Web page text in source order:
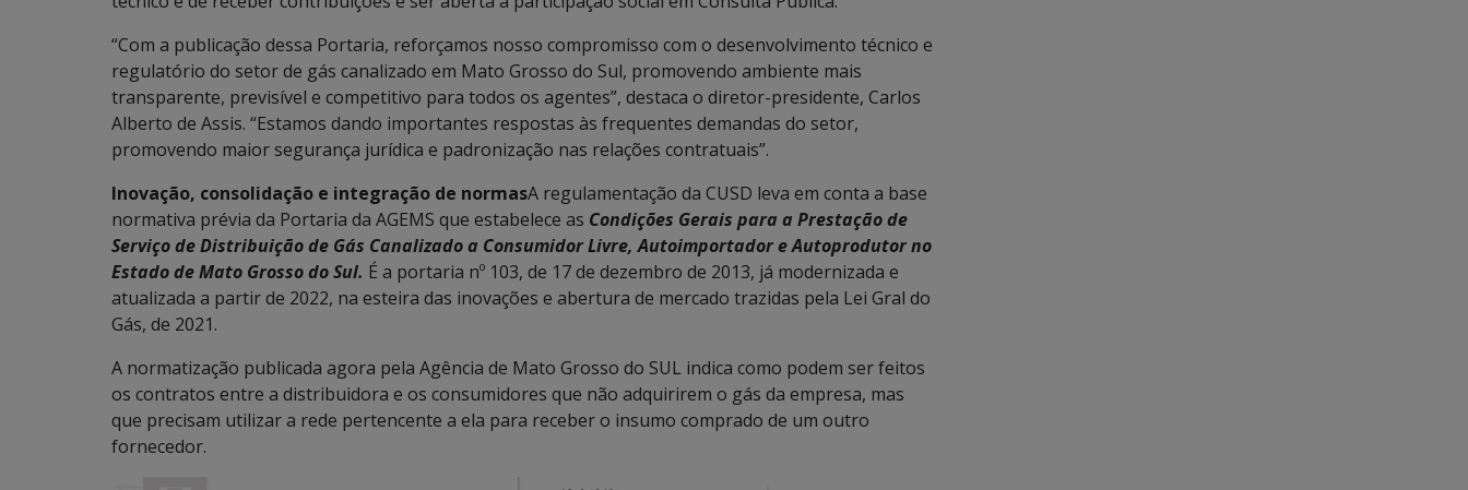
“Com a publicação dessa Portaria, reforçamos nosso compromisso com o desenvolvimento técnico e
regulatório do setor de gás canalizado em Mato Grosso do Sul, promovendo ambiente mais
transparente, previsível e competitivo para todos os agentes”, destaca o diretor-presidente, Carlos
Alberto de Assis. “Estamos dando importantes respostas às frequentes demandas do setor,
promovendo maior segurança jurídica e padronização nas relações contratuais”.
Inovação, consolidação e integração de normasA regulamentação da CUSD leva em conta a base
normativa prévia da Portaria da AGEMS que estabelece as Condições Gerais para a Prestação de
Serviço de Distribuição de Gás Canalizado a Consumidor Livre, Autoimportador e Autoprodutor no
Estado de Mato Grosso do Sul. É a portaria nº 103, de 17 de dezembro de 2013, já modernizada e
atualizada a partir de 2022, na esteira das inovações e abertura de mercado trazidas pela Lei Gral do
Gás, de 2021.
A normatização publicada agora pela Agência de Mato Grosso do SUL indica como podem ser feitos
os contratos entre a distribuidora e os consumidores que não adquirirem o gás da empresa, mas
que precisam utilizar a rede pertencente a ela para receber o insumo comprado de um outro
fornecedor.